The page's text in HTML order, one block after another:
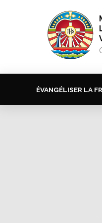
ÉVANGÉLISER LA